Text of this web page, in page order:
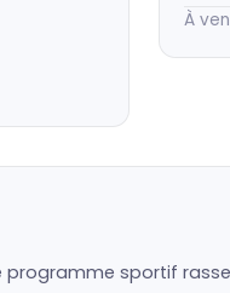
À
programme sportif